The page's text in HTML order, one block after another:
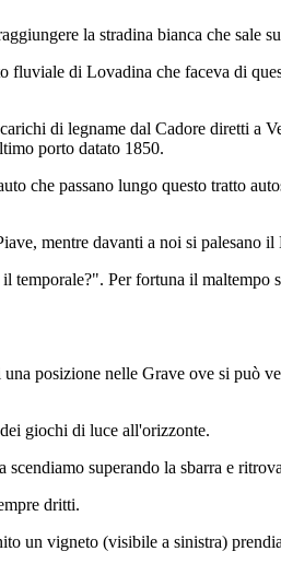
la stradina bianca che sale
fluviale di Lovadina che faceva di
di legname dal Cadore diretti a
porto datato 1850.
che passano lungo questo tratto
mentre davanti a noi si palesano
Per fortuna il maltempo
posizione nelle Grave ove si può
giochi di luce all'orizzonte.
scendiamo superando la sbarra e
dritti.
un vigneto (visibile a sinistra)